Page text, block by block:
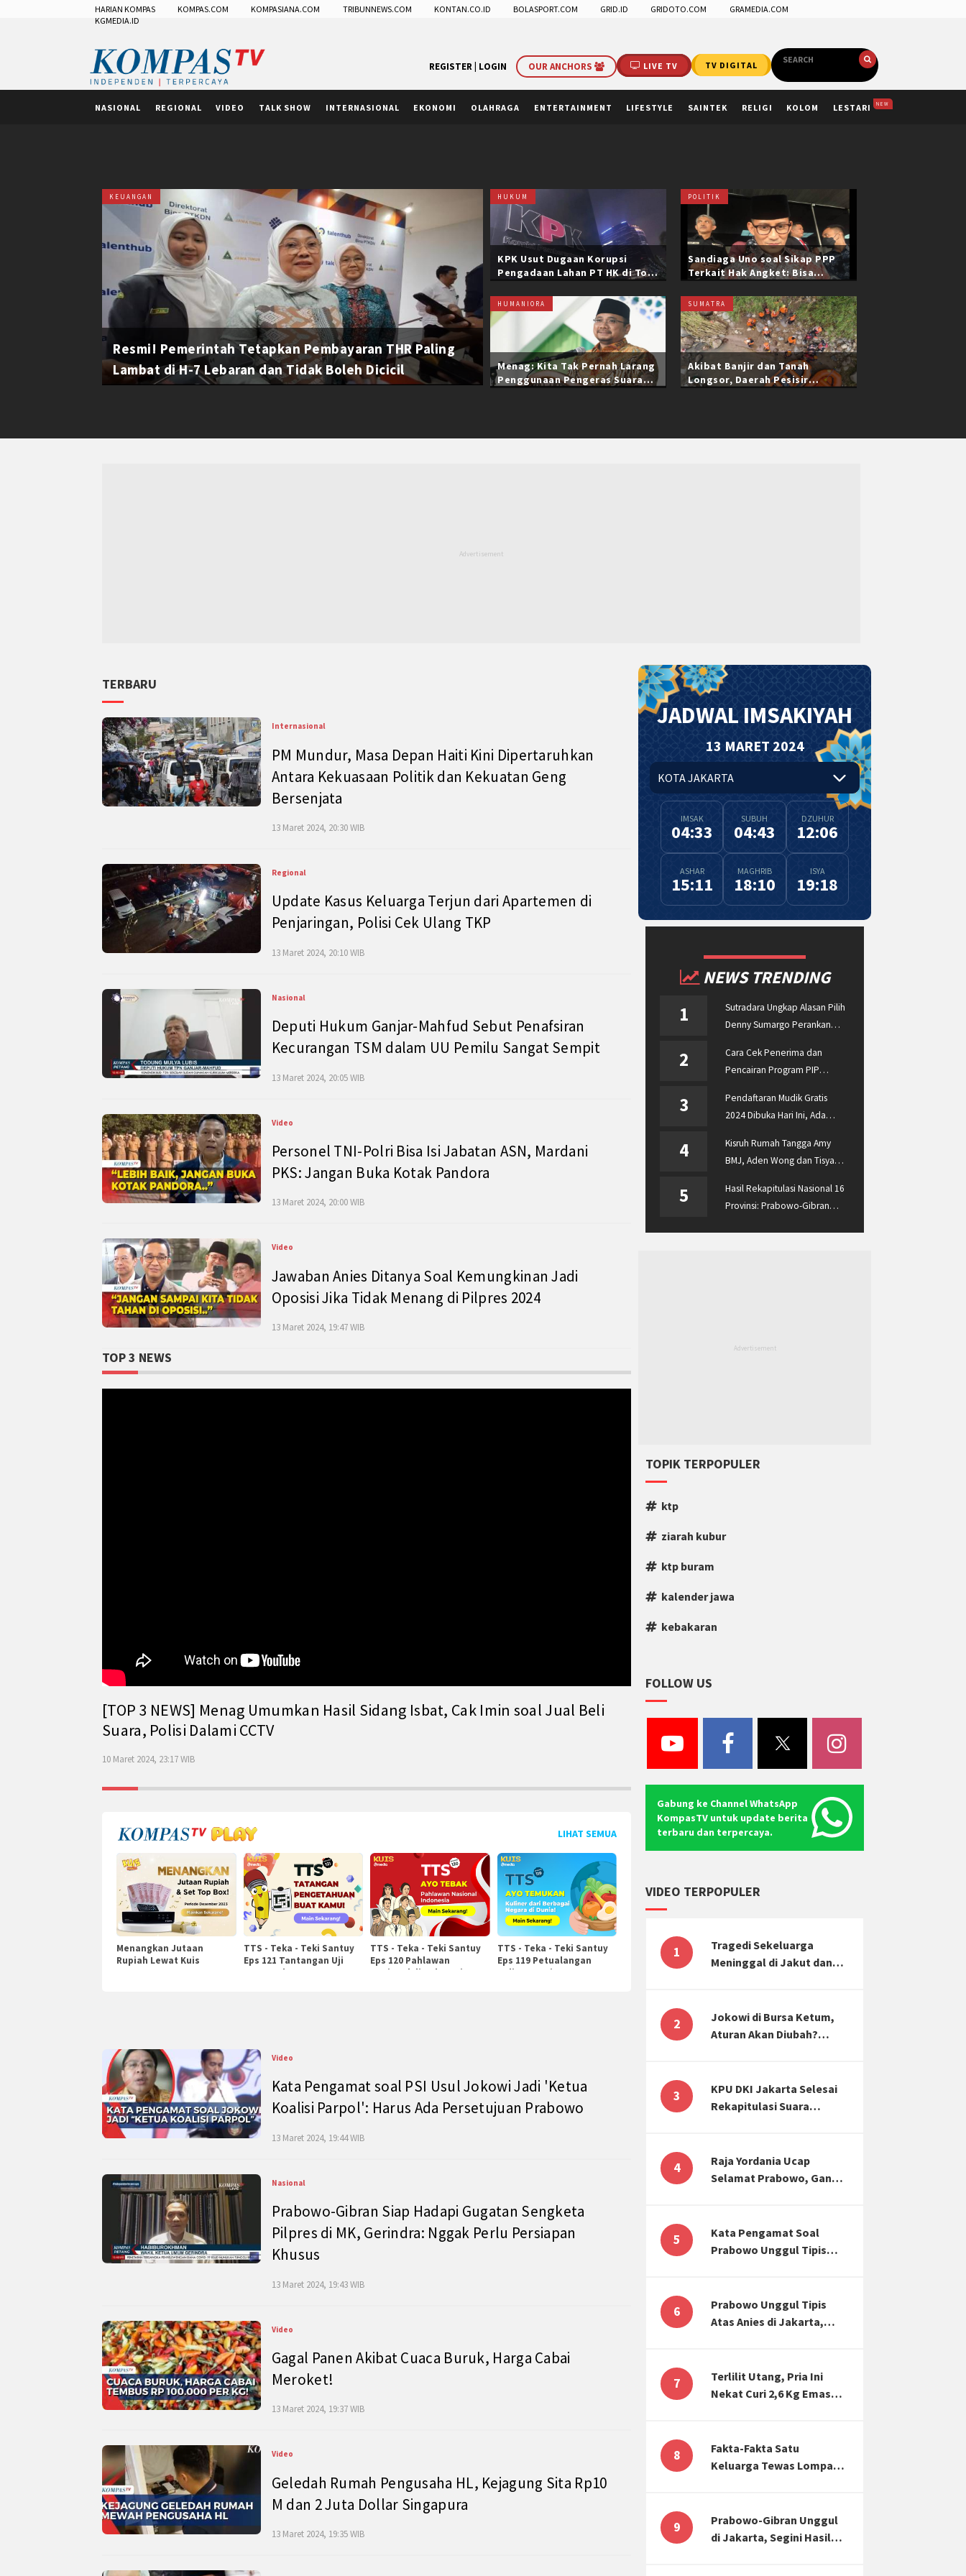
HARIAN KOMPAS KOMPAS.COM KOMPASIANA.COM TRIBUNNEWS.COM KONTAN.CO.ID BOLASPORT.COM GRID.ID GRIDOTO.COM
GRAMEDIA.COM
KGMEDIA.ID
LIVE TV TV DIGITAL
REGISTER | LOGIN OUR ANCHORS
NASIONAL REGIONAL VIDEO TALK SHOW INTERNASIONAL EKONOMI OLAHRAGA ENTERTAINMENT LIFESTYLE SAINTEK RELIGI KOLOM LESTARI NEW
KEUANGAN
Resmi! Pemerintah Tetapkan Pembayaran THR Paling
Lambat di H-7 Lebaran dan Tidak Boleh Dicicil
HUKUM
KPK Usut Dugaan Korupsi
Pengadaan Lahan PT HK di Tol
Belasan Miliar
POLITIK
Sandiaga Uno soal Sikap PPP
Terkait Hak Angket: Bisa
HUMANIORA
Menag: Kita Tak Pernah Larang
Penggunaan Pengeras Suara
SUMATRA
Akibat Banjir dan Tanah
Longsor, Daerah Pesisir
TERBARU
Internasional
PM Mundur, Masa Depan Haiti Kini Dipertaruhkan
Antara Kekuasaan Politik dan Kekuatan Geng
Bersenjata
13 Maret 2024, 20:30 WIB
Regional
Update Kasus Keluarga Terjun dari Apartemen di
Penjaringan, Polisi Cek Ulang TKP
13 Maret 2024, 20:10 WIB
Nasional
Deputi Hukum Ganjar-Mahfud Sebut Penafsiran
Kecurangan TSM dalam UU Pemilu Sangat Sempit
13 Maret 2024, 20:05 WIB
Video
Personel TNI-Polri Bisa Isi Jabatan ASN, Mardani
PKS: Jangan Buka Kotak Pandora
13 Maret 2024, 20:00 WIB
Video
Jawaban Anies Ditanya Soal Kemungkinan Jadi
Oposisi Jika Tidak Menang di Pilpres 2024
13 Maret 2024, 19:47 WIB
TOP 3 NEWS
[TOP 3 NEWS] Menag Umumkan Hasil Sidang Isbat, Cak Imin soal Jual Beli
Suara, Polisi Dalami CCTV
10 Maret 2024, 23:17 WIB
LIHAT SEMUA
Menangkan Jutaan
Rupiah Lewat Kuis
TTS - Teka - Teki Santuy
Eps 121 Tantangan Uji
Pengetahuan
TTS - Teka - Teki Santuy
Eps 120 Pahlawan
Nasional di Indonesia
TTS - Teka - Teki Santuy
Eps 119 Petualangan
Kuliner Dunia
Video
Kata Pengamat soal PSI Usul Jokowi Jadi 'Ketua
Koalisi Parpol': Harus Ada Persetujuan Prabowo
13 Maret 2024, 19:44 WIB
Nasional
Prabowo-Gibran Siap Hadapi Gugatan Sengketa
Pilpres di MK, Gerindra: Nggak Perlu Persiapan
Khusus
13 Maret 2024, 19:43 WIB
Video
Gagal Panen Akibat Cuaca Buruk, Harga Cabai
Meroket!
13 Maret 2024, 19:37 WIB
Video
Geledah Rumah Pengusaha HL, Kejagung Sita Rp10
M dan 2 Juta Dollar Singapura
13 Maret 2024, 19:35 WIB
JADWAL IMSAKIYAH
13 MARET 2024
IMSAK
04:33
SUBUH
04:43
DZUHUR
12:06
ASHAR
15:11
MAGHRIB
18:10
ISYA
19:18
NEWS TRENDING
1
Sutradara Ungkap Alasan Pilih
Denny Sumargo Perankan
2
Cara Cek Penerima dan
Pencairan Program PIP
pip.kemdikbud.go.id
3
Pendaftaran Mudik Gratis
2024 Dibuka Hari Ini, Ada
Jateng dan Dishub Jatim
4
Kisruh Rumah Tangga Amy
BMJ, Aden Wong dan Tisya
Malaysia dan Singapura
5
Hasil Rekapitulasi Nasional 16
Provinsi: Prabowo-Gibran
TOPIK TERPOPULER
ktp
ziarah kubur
ktp buram
kalender jawa
kebakaran
FOLLOW US
Gabung ke Channel WhatsApp
KompasTV untuk update berita
terbaru dan terpercaya.
VIDEO TERPOPULER
1
Tragedi Sekeluarga
Meninggal di Jakut dan
Mental-Finansial
2
Jokowi di Bursa Ketum,
Aturan Akan Diubah?
3
KPU DKI Jakarta Selesai
Rekapitulasi Suara
Ganjar
4
Raja Yordania Ucap
Selamat Prabowo, Ganjar
3 NEWS]
5
Kata Pengamat Soal
Prabowo Unggul Tipis
Effect
6
Prabowo Unggul Tipis
Atas Anies di Jakarta,
7
Terlilit Utang, Pria Ini
Nekat Curi 2,6 Kg Emas
8
Fakta-Fakta Satu
Keluarga Tewas Lompat
Kening
9
Prabowo-Gibran Unggul
di Jakarta, Segini Hasil